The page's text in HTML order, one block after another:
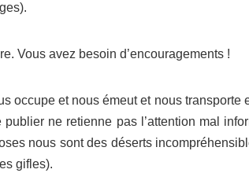
Vous avez besoin d’encouragements !
occupe et nous émeut et nous transporte
ne retienne pas l’attention mal
nous sont des déserts
gifles).